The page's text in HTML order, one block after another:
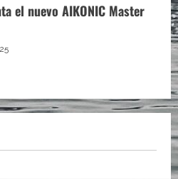
el nuevo AIKONIC Master